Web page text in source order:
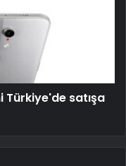
Türkiye'de satışa